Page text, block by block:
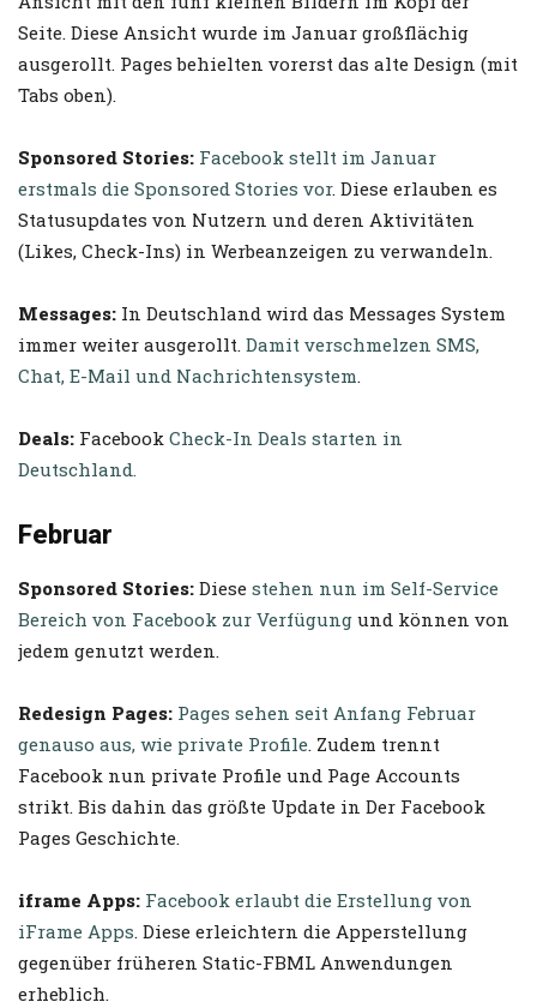
Seite. Diese Ansicht wurde im Januar großflächig
ausgerollt. Pages behielten vorerst das alte Design (mit
Tabs oben).
Sponsored Stories: Facebook stellt im Januar
erstmals die Sponsored Stories vor. Diese erlauben es
Statusupdates von Nutzern und deren Aktivitäten
(Likes, Check-Ins) in Werbeanzeigen zu verwandeln.
Messages: In Deutschland wird das Messages System
immer weiter ausgerollt. Damit verschmelzen SMS,
Chat, E-Mail und Nachrichtensystem.
Deals: Facebook Check-In Deals starten in
Deutschland.
Februar
Sponsored Stories: Diese stehen nun im Self-Service
Bereich von Facebook zur Verfügung und können von
jedem genutzt werden.
Redesign Pages: Pages sehen seit Anfang Februar
genauso aus, wie private Profile. Zudem trennt
Facebook nun private Profile und Page Accounts
strikt. Bis dahin das größte Update in Der Facebook
Pages Geschichte.
iframe Apps: Facebook erlaubt die Erstellung von
iFrame Apps. Diese erleichtern die Apperstellung
gegenüber früheren Static-FBML Anwendungen
erheblich.